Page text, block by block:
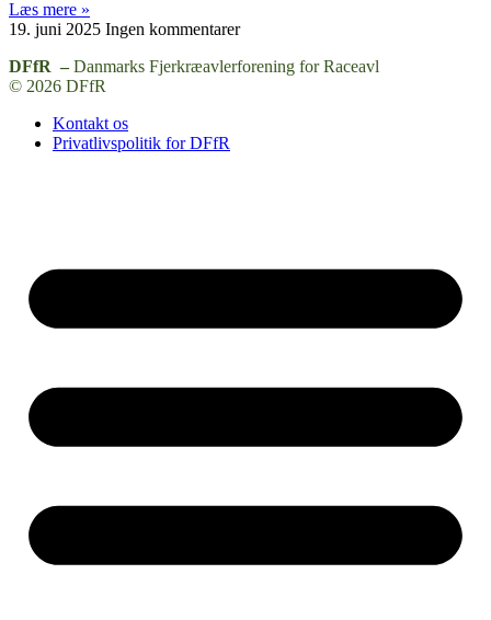
Læs mere »
19. juni 2025 Ingen kommentarer
DFfR –Danmarks Fjerkræavlerforening for Raceavl
© 2026 DFfR
Kontakt os
Privatlivspolitik for DFfR